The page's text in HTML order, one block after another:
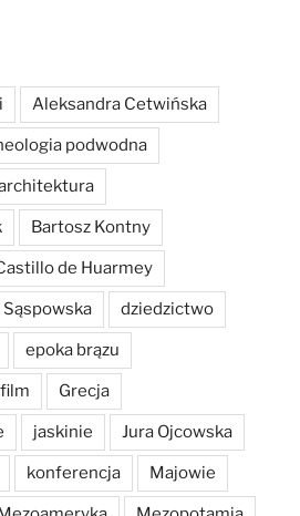
Aleksandra Cetwińska
podwodna
Bartosz Kontny
de Huarmey
Sąspowska dziedzictwo
epoka brązu
film Grecja
jaskinie Jura Ojcowska
konferencja Majowie